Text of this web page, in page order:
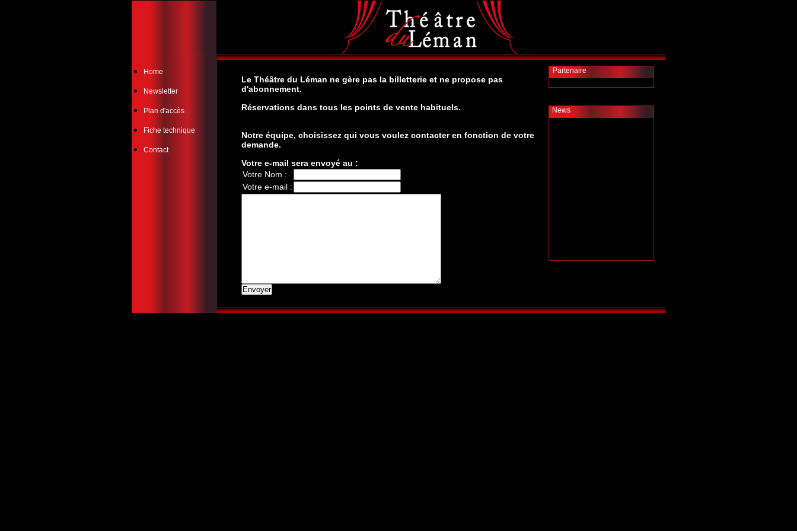
Home
Newsletter
Plan d'accès
Fiche technique
Contact
Le Théâtre du Léman ne gère pas la billetterie et ne propose pas
d'abonnement.
Réservations dans tous les points de vente habituels.
Notre équipe, choisissez qui vous voulez contacter en fonction de votre
demande.
Votre e-mail sera envoyé au :
Votre Nom :
Votre e-mail :
Partenaire
News